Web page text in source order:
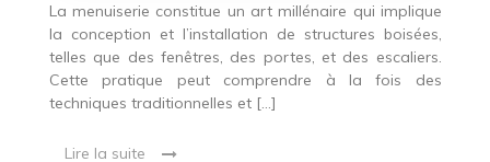
La menuiserie constitue un art millénaire qui implique
la conception et l’installation de structures boisées,
telles que des fenêtres, des portes, et des escaliers.
Cette pratique peut comprendre à la fois des
techniques traditionnelles et […]
Lire la suite